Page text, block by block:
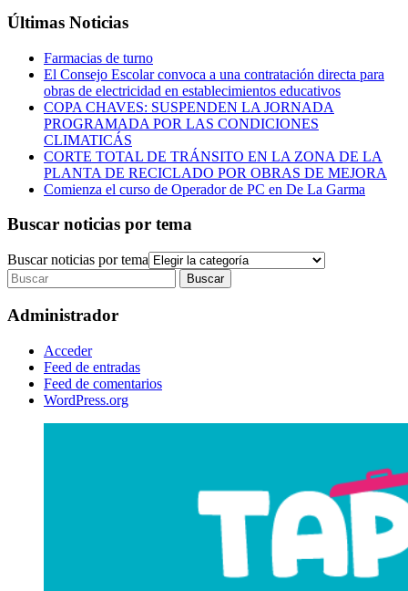
Últimas Noticias
Farmacias de turno
El Consejo Escolar convoca a una contratación directa para
obras de electricidad en establecimientos educativos
COPA CHAVES: SUSPENDEN LA JORNADA
PROGRAMADA POR LAS CONDICIONES
CLIMATICÁS
CORTE TOTAL DE TRÁNSITO EN LA ZONA DE LA
PLANTA DE RECICLADO POR OBRAS DE MEJORA
Comienza el curso de Operador de PC en De La Garma
Buscar noticias por tema
Buscar noticias por tema
Administrador
Acceder
Feed de entradas
Feed de comentarios
WordPress.org